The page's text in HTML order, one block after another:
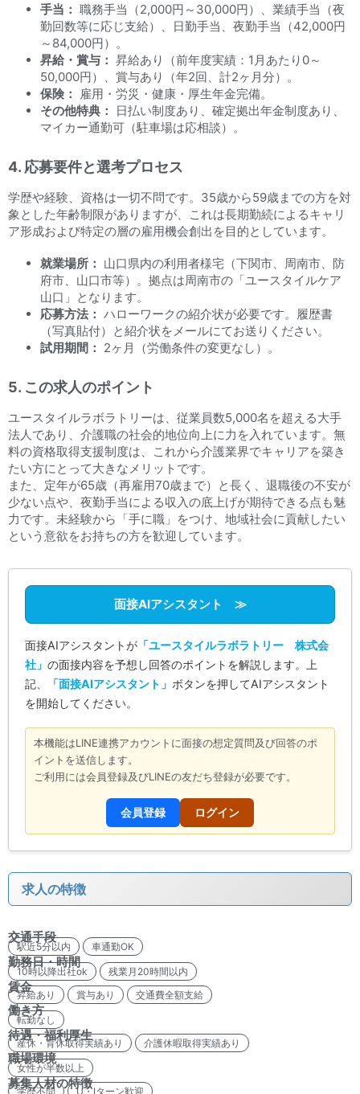
手当： 職務手当（2,000円～30,000円）、業績手当（夜
勤回数等に応じ支給）、日勤手当、夜勤手当（42,000円
～84,000円）。
昇給・賞与： 昇給あり（前年度実績：1月あたり0～
50,000円）、賞与あり（年2回、計2ヶ月分）。
保険：
雇用・労災・健康・厚生年金完備。
その他特典：
日払い制度あり、確定拠出年金制度あり、
マイカー通勤可（駐車場は応相談）。
4. 応募要件と選考プロセス
学歴や経験、資格は一切不問です。35歳から59歳までの方を対
象とした年齢制限がありますが、これは長期勤続によるキャリ
ア形成および特定の層の雇用機会創出を目的としています。
就業場所： 山口県内の利用者様宅（下関市、周南市、防
府市、山口市等）。拠点は周南市の「ユースタイルケア
山口」となります。
応募方法： ハローワークの紹介状が必要です。履歴書
（写真貼付）と紹介状をメールにてお送りください。
試用期間： 2ヶ月（労働条件の変更なし）。
5. この求人のポイント
ユースタイルラボラトリーは、従業員数5,000名を超える大手
法人であり、介護職の社会的地位向上に力を入れています。無
料の資格取得支援制度は、これから介護業界でキャリアを築き
たい方にとって大きなメリットです。
また、定年が65歳（再雇用70歳まで）と長く、退職後の不安が
少ない点や、夜勤手当による収入の底上げが期待できる点も魅
力です。未経験から「手に職」をつけ、地域社会に貢献したい
という意欲をお持ちの方を歓迎しています。
面接AIアシスタント ≫
面接AIアシスタントが 「ユースタイルラボラトリー 株式会
社」 の面接内容を予想し回答のポイントを解説します。上
記、
「面接AIアシスタント」 ボタンを押してAIアシスタント
を開始してください。
本機能はLINE連携アカウントに面接の想定質問及び回答のポ
イントを送信します。
ご利用には会員登録及びLINEの友だち登録が必要です。
会員登録 ログイン
求人の特徴
交通手段
駅近5分以内 車通勤OK
勤務日・時間
10時以降出社ok 残業月20時間以内
賃金
昇給あり 賞与あり 交通費全額支給
働き方
転勤なし
待遇・福利厚生
産休・育休取得実績あり 介護休暇取得実績あり
職場環境
女性が半数以上
募集人材の特徴
学歴不問 U・Iターン歓迎